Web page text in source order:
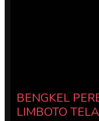
BENGKEL
LIMBOTO